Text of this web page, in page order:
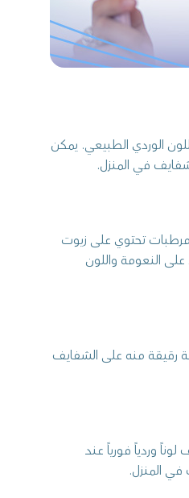
الوردي الطبيعي. يمكن
في المنزل.
تحتوي على زيوت
النعومة واللون
رقيقة منه على الشفايف
وردياً فورياً عند
المنزل.